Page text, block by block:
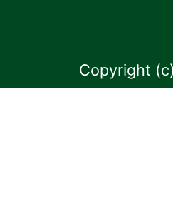
Copyright